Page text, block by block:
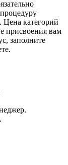
Цена категорий
присвоения вам
заполните